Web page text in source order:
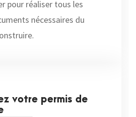
pour réaliser tous les
nécessaires du
votre permis de